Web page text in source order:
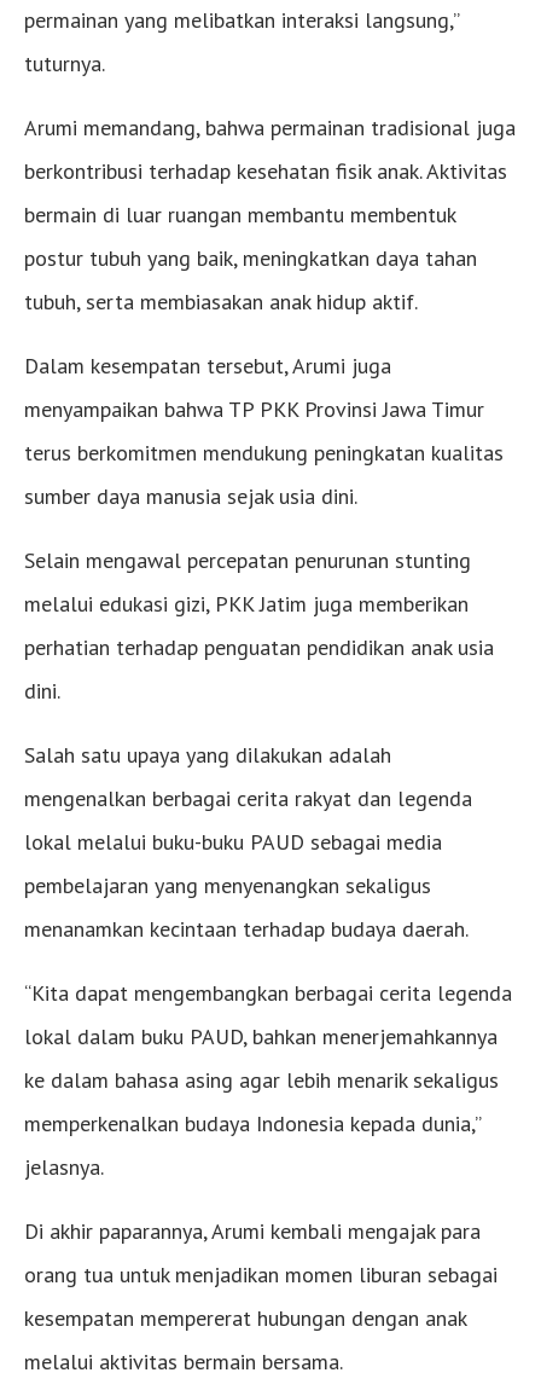
permainan yang melibatkan interaksi langsung,”
tuturnya.
Arumi memandang, bahwa permainan tradisional juga
berkontribusi terhadap kesehatan fisik anak. Aktivitas
bermain di luar ruangan membantu membentuk
postur tubuh yang baik, meningkatkan daya tahan
tubuh, serta membiasakan anak hidup aktif.
Dalam kesempatan tersebut, Arumi juga
menyampaikan bahwa TP PKK Provinsi Jawa Timur
terus berkomitmen mendukung peningkatan kualitas
sumber daya manusia sejak usia dini.
Selain mengawal percepatan penurunan stunting
melalui edukasi gizi, PKK Jatim juga memberikan
perhatian terhadap penguatan pendidikan anak usia
dini.
Salah satu upaya yang dilakukan adalah
mengenalkan berbagai cerita rakyat dan legenda
lokal melalui buku-buku PAUD sebagai media
pembelajaran yang menyenangkan sekaligus
menanamkan kecintaan terhadap budaya daerah.
“Kita dapat mengembangkan berbagai cerita legenda
lokal dalam buku PAUD, bahkan menerjemahkannya
ke dalam bahasa asing agar lebih menarik sekaligus
memperkenalkan budaya Indonesia kepada dunia,”
jelasnya.
Di akhir paparannya, Arumi kembali mengajak para
orang tua untuk menjadikan momen liburan sebagai
kesempatan mempererat hubungan dengan anak
melalui aktivitas bermain bersama.